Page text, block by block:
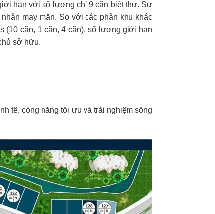
hạn với số lượng chỉ 9 căn biệt thự. Sự
may mắn. So với các phân khu khác
(10 căn, 1 căn, 4 căn), số lượng giới hạn
sở hữu.
tế, công năng tối ưu và trải nghiệm sống